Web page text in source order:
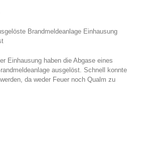
Brandmeldeanlage Einhausung
Einhausung haben die Abgase eines
ausgelöst. Schnell konnte
da weder Feuer noch Qualm zu